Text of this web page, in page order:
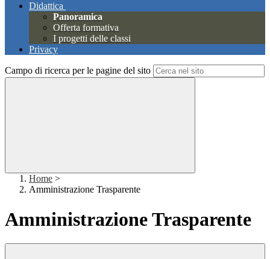
Didattica
Panoramica
Offerta formativa
I progetti delle classi
Privacy
Campo di ricerca per le pagine del sito
Home >
Amministrazione Trasparente
Amministrazione Trasparente